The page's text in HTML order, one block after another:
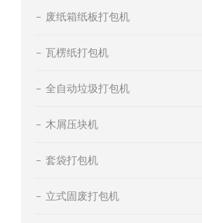
废纸箱纸板打包机
瓦楞纸打包机
全自动垃圾打包机
木屑压块机
套袋打包机
立式固废打包机